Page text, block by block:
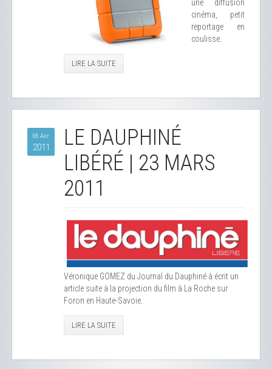
une diffusion
cinéma, petit
reportage en
coulisse.
LIRE LA SUITE
06 Avr
2011
LE DAUPHINÉ
LIBÉRÉ | 23 MARS
2011
Véronique GOMEZ du Journal du Dauphiné à écrit un
article suite à la projection du film à La Roche sur
Foron en Haute-Savoie.
LIRE LA SUITE